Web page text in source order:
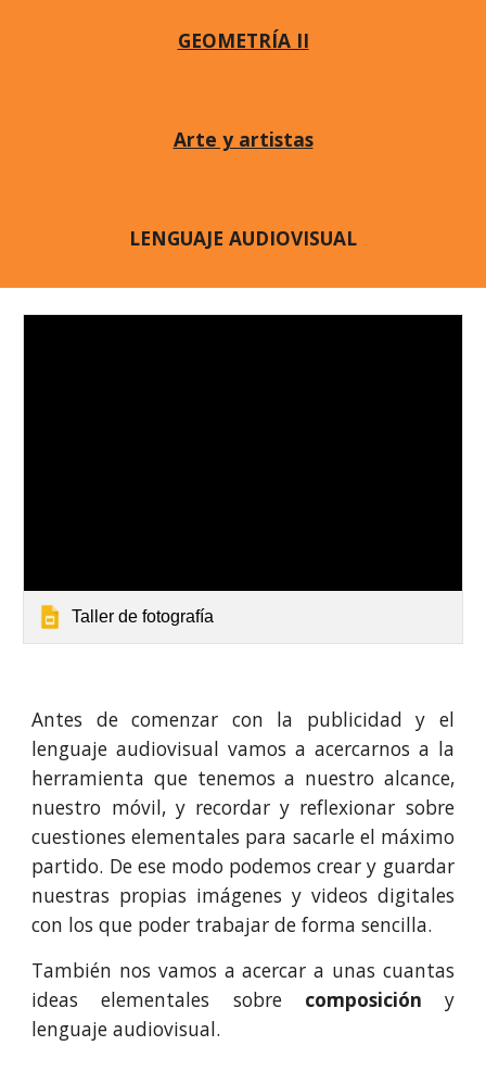
GEOMETRÍA II
Arte y artistas
LENGUAJE AUDIOVISUAL
Taller de fotografía
Antes de comenzar con la publicidad y el
lenguaje audiovisual vamos a acercarnos a la
herramienta que tenemos a nuestro alcance,
nuestro móvil, y recordar y reflexionar sobre
cuestiones elementales para sacarle el máximo
partido. De ese modo podemos crear y guardar
nuestras propias imágenes y videos digitales
con los que poder trabajar de forma sencilla.
También nos vamos a acercar a unas cuantas
ideas elementales sobre composición y
lenguaje audiovisual.